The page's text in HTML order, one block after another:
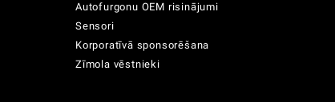
Autofurgonu OEM risinājumi
Sensori
Korporatīvā sponsorēšana
Zīmola vēstnieki